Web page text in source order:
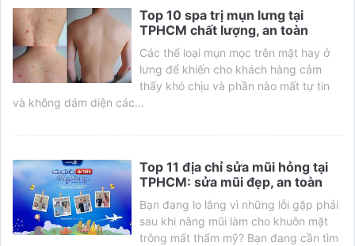
Top 10 spa trị mụn lưng tại
TPHCM chất lượng, an toàn
Các thể loại mụn mọc trên mặt hay ở
lưng để khiến cho khách hàng cảm
thấy khó chịu và phần nào mất tự tin
và không dám diện các...
Top 11 địa chỉ sửa mũi hỏng tại
TPHCM: sửa mũi đẹp, an toàn
Bạn đang lo lắng vì những lỗi gặp phải
sau khi nâng mũi làm cho khuôn mặt
trông mất thẩm mỹ? Bạn đang cần tìm